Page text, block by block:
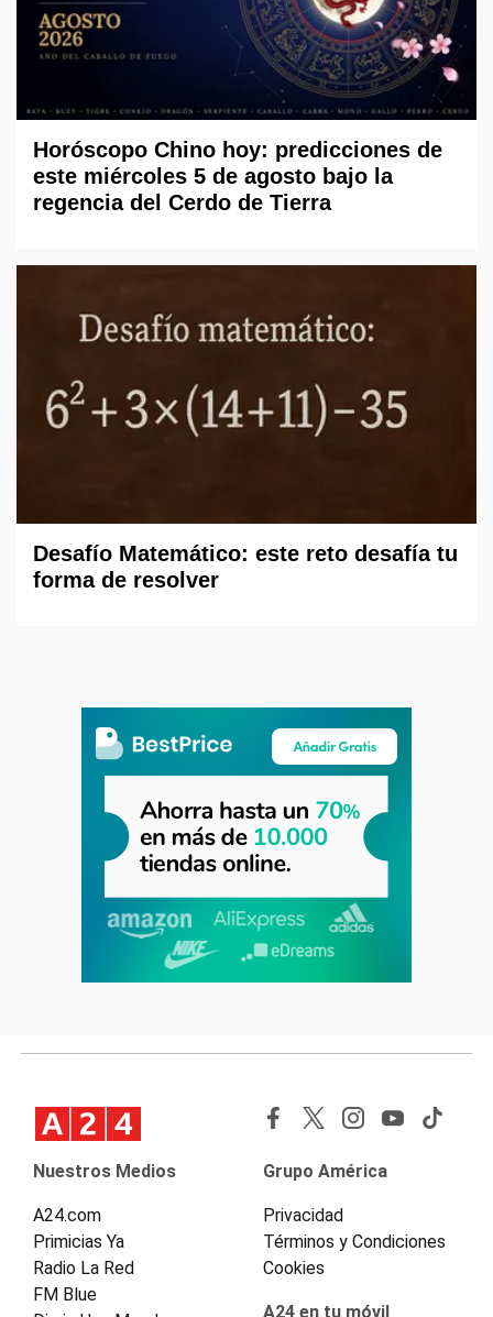
Horóscopo Chino hoy: predicciones de
este miércoles 5 de agosto bajo la
regencia del Cerdo de Tierra
Desafío Matemático: este reto desafía tu
forma de resolver
Nuestros Medios
A24.com
Primicias Ya
Radio La Red
FM Blue
Grupo América
Privacidad
Términos y Condiciones
Cookies
A24 en tu móvil